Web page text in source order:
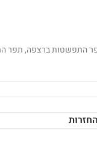
התפשטות ברצפה, תפר